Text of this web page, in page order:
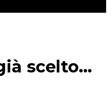
scelto...